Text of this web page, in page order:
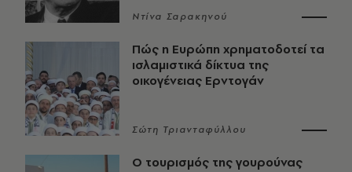
Ντίνα Σαρακηνού
Πώς η Ευρώπη χρηματοδοτεί τα
ισλαμιστικά δίκτυα της
οικογένειας Ερντογάν
Σώτη Τριανταφύλλου
Ο τουρισμός της γουρούνας